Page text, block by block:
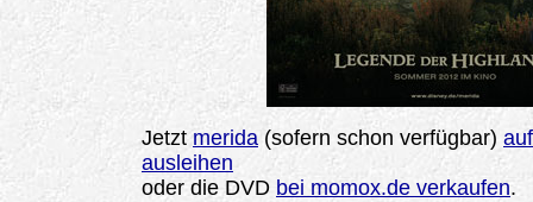
Jetzt merida (sofern schon verfügbar)
ausleihen
oder die DVD bei momox.de verkaufen.